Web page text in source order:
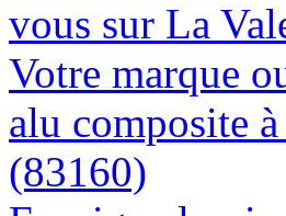
vous sur La
Votre marque
alu composite
(83160)